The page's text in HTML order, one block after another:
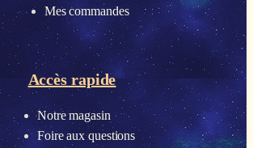
Mes commandes
Accès rapide
Notre magasin
Foire aux questions